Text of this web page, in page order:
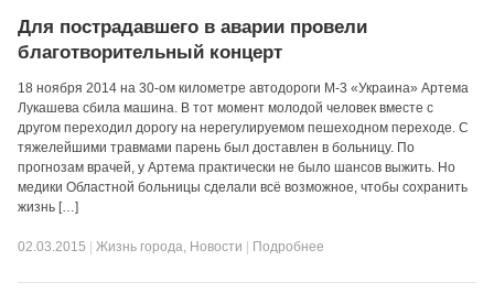
Для пострадавшего в аварии провели
благотворительный концерт
18 ноября 2014 на 30-ом километре автодороги М-3 «Украина» Артема
Лукашева сбила машина. В тот момент молодой человек вместе с
другом переходил дорогу на нерегулируемом пешеходном переходе. С
тяжелейшими травмами парень был доставлен в больницу. По
прогнозам врачей, у Артема практически не было шансов выжить. Но
медики Областной больницы сделали всё возможное, чтобы сохранить
жизнь […]
02.03.2015 |Жизнь города, Новости Подробнее